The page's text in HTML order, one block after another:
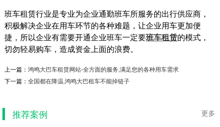
班车租赁行业是专业为企业通勤班车所服务的出行供应商，
积极解决企业在用车环节的各种难题，让企业用车更加便
捷，所以企业有需要开通企业班车一定要班车租赁的模式，
切勿轻易购车，造成资金上面的浪费。
上一篇： 鸿鸣大巴车租赁网站-全方面的服务,满足您的各种用车需求
下一篇： 全国都在降温,鸿鸣大巴租车不能掉链子
更多
推荐案例
南京捷成汽车服务有限公司支持企业出行项目背
景车队有200多辆车型，面对日益增长的客运需